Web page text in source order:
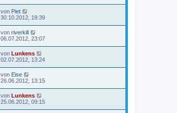
von Piet
30.10.2012, 19:39
von riverkill
06.07.2012, 23:07
von Lunkens
02.07.2012, 13:24
von Eise
26.06.2012, 13:15
von Lunkens
25.06.2012, 09:15